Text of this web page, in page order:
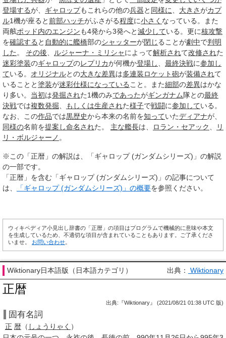
登場するが、 ギャロップもこれらの他の兵器と 同様に 大きさがカプ
ル1機が座ると前部ハッチがふさがる程度に小さく なっている。また
両舷ポッド内のエンジンも4発から3発へと減少している。更に核攻撃
を確認する と 自動的に艦橋部のシャッターが閉じることが劇中で判明
した 。 その後 ルジャーナ・ミリシャによって解析されて改修された
迷彩塗装のギャロップのレプリカが何機か登場し 最終決戦に参加し
ている。 オリジナルとの大きな差異は多連装ロケット砲が装備されて
いることと塗装が迷彩仕様になっている こと。また細部の差異はかな
り多い。 当初は発掘された1機のみであったがギンガナム隊との最終
決戦では複数発掘 もしくは生産された様子で戦闘に参加している。
なお、この作品では黒歴史から本来の名前を知っていたディアナが、
同様の名前を提案し命名された。 主な艦長は、 ロラン・セアック
リ
リ・ボルジャーノ 。
※この「正暦」の解説は、「ギャロップ (ガンダムシリーズ)」の解説
の一部です。
「正暦」を含む「ギャロップ (ガンダムシリーズ)」の記事について
は、
「ギャロップ (ガンダムシリーズ)」の概要を参照ください。
ウィキペディア小見出し辞書の「正暦」の項目はプログラムで機械的に意味や本文
を生成しているため、不適切な項目が含まれていることもあります。ご了承くださ
いませ。 お問い合わせ
Wiktionary日本語版（日本語カテゴリ） 出典： Wiktionary
正暦
出典:『Wiktionary』 (2021/08/21 01:38 UTC 版)
固有名詞
正 暦 （ しょうりゃく ）